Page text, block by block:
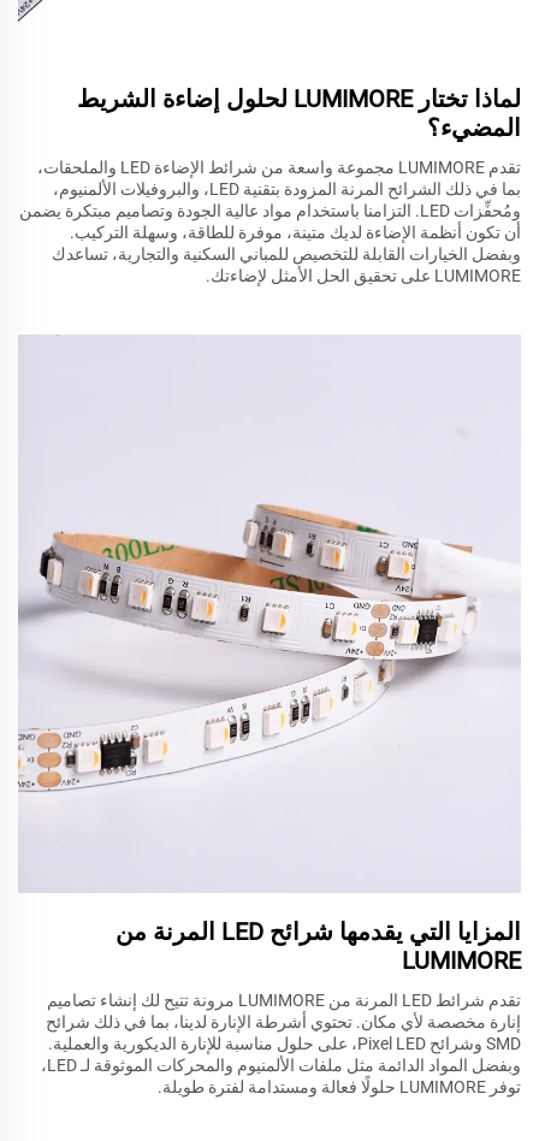
لماذا تختار LUMIMORE لحلول إضاءة الشريط
المضيء؟
تقدم LUMIMORE مجموعة واسعة من شرائط الإضاءة LED والملحقات،
بما في ذلك الشرائح المرنة المزودة بتقنية LED، والبروفيلات الألمنيوم،
ومُحفِّزات LED. التزامنا باستخدام مواد عالية الجودة وتصاميم مبتكرة يضمن
أن تكون أنظمة الإضاءة لديك متينة، موفرة للطاقة، وسهلة التركيب.
وبفضل الخيارات القابلة للتخصيص للمباني السكنية والتجارية، تساعدك
LUMIMORE على تحقيق الحل الأمثل لإضاءتك.
المزايا التي يقدمها شرائح LED المرنة من
LUMIMORE
تقدم شرائط LED المرنة من LUMIMORE مرونة تتيح لك إنشاء تصاميم
إنارة مخصصة لأي مكان. تحتوي أشرطة الإنارة لدينا، بما في ذلك شرائح
SMD وشرائح Pixel LED، على حلول مناسبة للإنارة الديكورية والعملية.
وبفضل المواد الدائمة مثل ملفات الألمنيوم والمحركات الموثوقة لـ LED،
توفر LUMIMORE حلولًا فعالة ومستدامة لفترة طويلة.